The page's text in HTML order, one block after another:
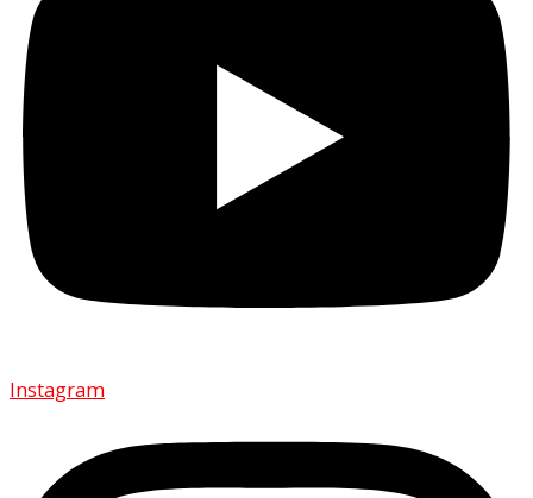
Instagram